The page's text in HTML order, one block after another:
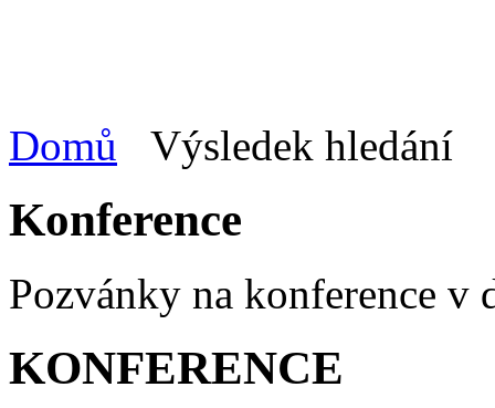
Domů Výsledek hledání
Konference
Pozvánky na konference v
KONFERENCE